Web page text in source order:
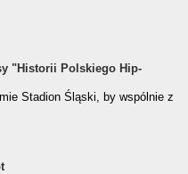
Polskiego Hip-
"Historii Polskiego Hip-
Stadion Śląski, by wspólnie z